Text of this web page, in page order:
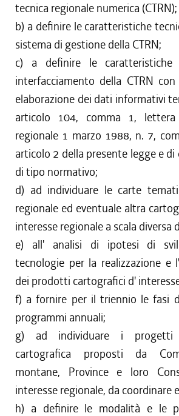
tecnica regionale numerica (CTRN);
b) a definire le caratteristiche
sistema di gestione della CTRN;
c) a definire le
interfacciamento della CTRN
elaborazione dei dati informativi
articolo 104, comma 1,
regionale 1 marzo 1988, n. 7,
articolo 2 della presente legge e
di tipo normativo;
d) ad individuare le carte
regionale ed eventuale altra
interesse regionale a scala diversa
e) all' analisi di ipotesi di
tecnologie per la realizzazione e
dei prodotti cartografici d'
f) a fornire per il triennio le fasi
programmi annuali;
g) ad individuare i progetti
cartografica proposti da
montane, Province e loro
interesse regionale, da coordinare
h) a definire le modalità e le